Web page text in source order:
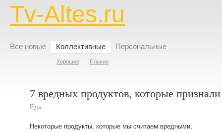
Tv-Altes.ru
Все новые Коллективные
Хорошие Плохие
Персональные
7 вредных продуктов, которые
Еда
Некоторые продукты, которые мы считаем вредными,